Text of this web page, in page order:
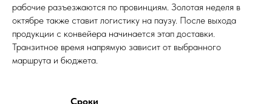
рабочие разъезжаются по провинциям. Золотая неделя в
октябре также ставит логистику на паузу. После выхода
продукции с конвейера начинается этап доставки.
Транзитное время напрямую зависит от выбранного
маршрута и бюджета.
Сроки